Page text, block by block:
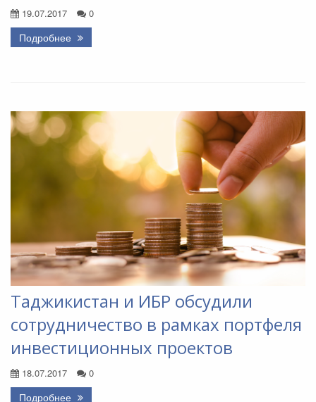
19.07.2017 0
Подробнее
Таджикистан и ИБР обсудили
сотрудничество в рамках портфеля
инвестиционных проектов
18.07.2017 0
Подробнее